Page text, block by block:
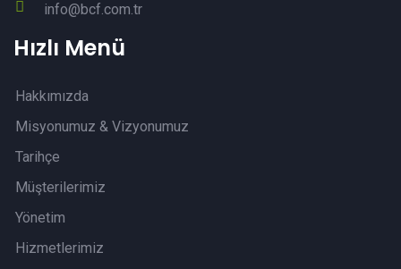
info@bcf.com.tr
Hızlı Menü
Hakkımızda
Misyonumuz & Vizyonumuz
Tarihçe
Müşterilerimiz
Yönetim
Hizmetlerimiz